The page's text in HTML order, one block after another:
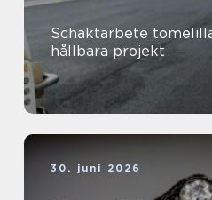
Schaktarbete tomelilla stabil grund
hållbara projekt
30. juni 2026